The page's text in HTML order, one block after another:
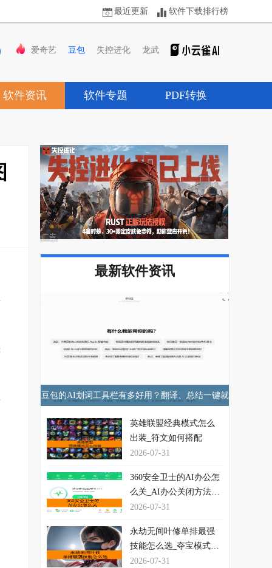
最近更新 软件下载排行榜
爱奇艺 豆包 失控进化 龙武
软件资讯 软件专题 PDF转换
最新软件资讯
豆包的AI划词工具栏有多好用？翻译、总结一键就
行！
英雄联盟经典模式怎么
出装_符文如何搭配
2026-07-31
360安全卫士的AI办公怎
么关_AI办公关闭方法介
绍
2026-07-31
永劫无间叶修单排最强
技能怎么选_夺宝模式玩
法思路介绍
2026-07-31